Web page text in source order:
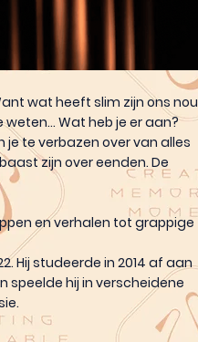
wat heeft slim zijn ons nou
Wat heb je er aan?
je te verbazen over van alles
zijn over eenden. De
en verhalen tot grappige
Hij studeerde in 2014 af aan
speelde hij in verscheidene